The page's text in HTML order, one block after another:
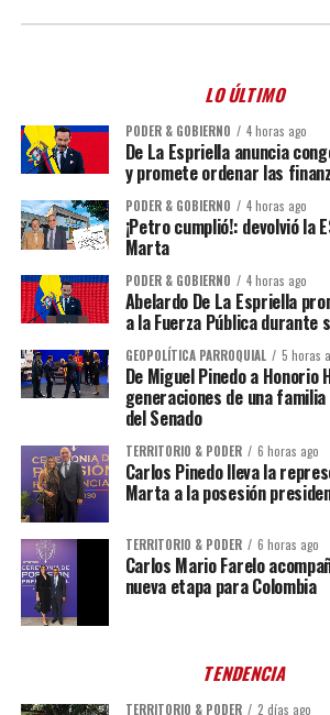
LO ÚLTIMO
PODER & GOBIERNO 4 horas ago
De La Espriella anuncia
y promete ordenar las
PODER & GOBIERNO 4 horas ago
¡Petro cumplió!: devolvió la
Marta
PODER & GOBIERNO 4 horas ago
Abelardo De La Espriella
a la Fuerza Pública durante
GEOPOLÍTICA PARROQUIAL 5 horas
De Miguel Pinedo a Honorio
generaciones de una
del Senado
TERRITORIO & PODER 6 horas ago
Carlos Pinedo lleva la
Marta a la posesión
TERRITORIO & PODER 6 horas ago
Carlos Mario Farelo
nueva etapa para Colombia
TENDENCIA
TERRITORIO & PODER 2 días ago